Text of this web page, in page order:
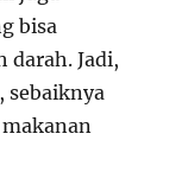
bisa
darah. Jadi,
sebaiknya